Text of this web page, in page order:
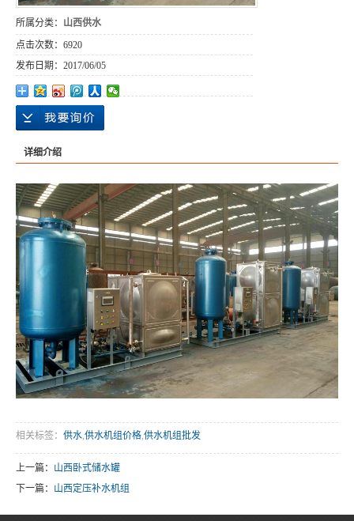
所属分类： 山西供水
点击次数： 6920
发布日期： 2017/06/05
详细介绍
相关标签： 供水,供水机组价格,供水机组批发
上一篇： 山西卧式储水罐
下一篇： 山西定压补水机组